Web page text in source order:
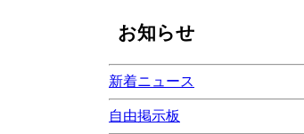
お知らせ
新着ニュース
自由掲示板